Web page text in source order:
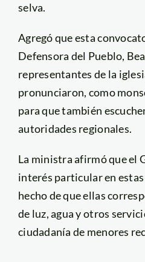
selva.
Agregó que esta
Defensora del Pueblo,
representantes de la
pronunciaron, como
para que también
autoridades regionales.
La ministra afirmó que el
interés particular en
hecho de que ellas
de luz, agua y otros
ciudadanía de menores